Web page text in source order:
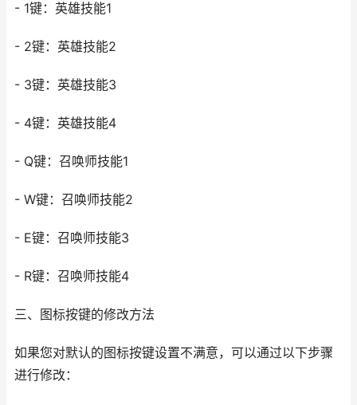
- 1键：英雄技能1
- 2键：英雄技能2
- 3键：英雄技能3
- 4键：英雄技能4
- Q键：召唤师技能1
- W键：召唤师技能2
- E键：召唤师技能3
- R键：召唤师技能4
三、图标按键的修改方法
如果您对默认的图标按键设置不满意，可以通过以下步骤
进行修改：